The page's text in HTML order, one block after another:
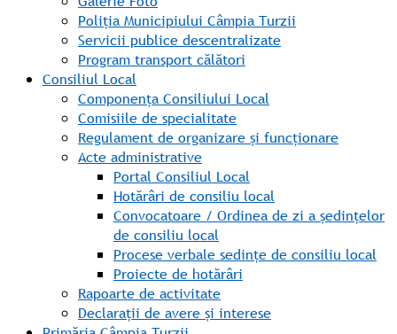
Poliția Municipiului Câmpia Turzii
Servicii publice descentralizate
Program transport călători
Consiliul Local
Componența Consiliului Local
Comisiile de specialitate
Regulament de organizare și funcționare
Acte administrative
Portal Consiliul Local
Hotărâri de consiliu local
Convocatoare / Ordinea de zi a ședințelor
de consiliu local
Procese verbale sedințe de consiliu local
Proiecte de hotărâri
Rapoarte de activitate
Declarații de avere și interese